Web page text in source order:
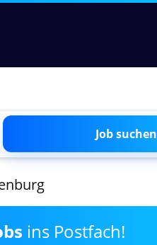
Job suchen
ins Postfach!